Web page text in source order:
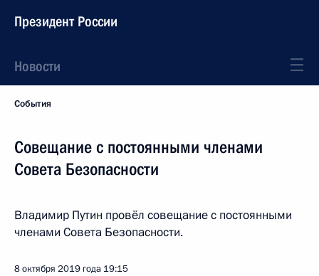
Президент России
Новости
События
Совещание с постоянными членами
Совета Безопасности
Владимир Путин провёл совещание с постоянными
членами Совета Безопасности.
8 октября 2019 года 19:15